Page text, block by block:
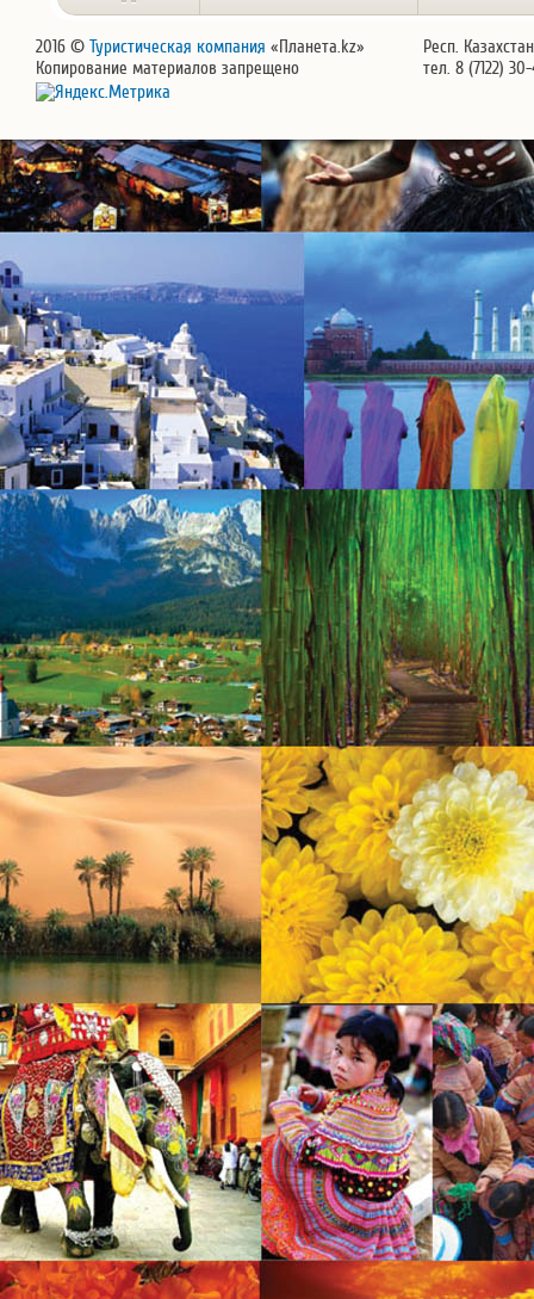
2016 © Туристическая компания «Планета.kz»
Копирование материалов запрещено
Респ.
тел. 8 (7122)